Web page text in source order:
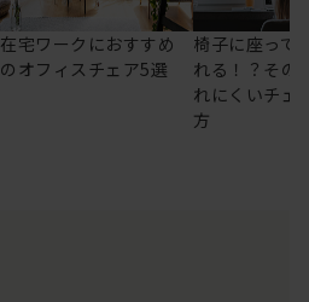
在宅ワークにおすすめ
のオフィスチェア5選
椅子に座って
れる！？その
れにくいチェ
方